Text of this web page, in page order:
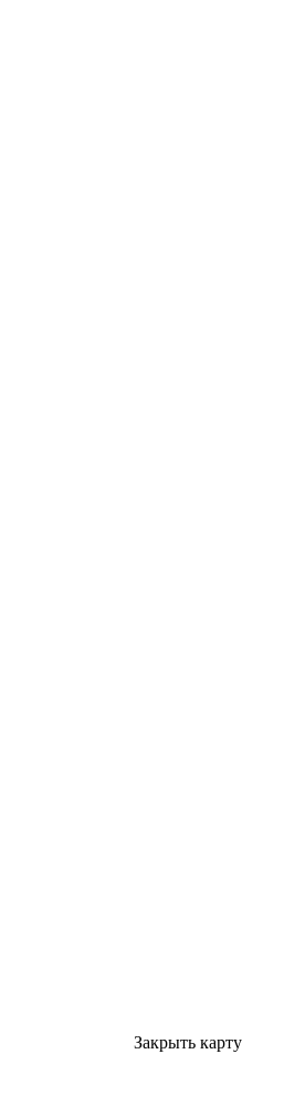
Закрыть карту